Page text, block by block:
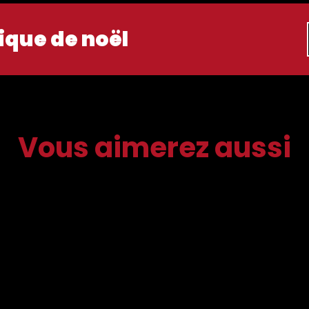
de noël
Vous aimerez aussi